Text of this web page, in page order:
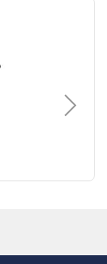
Yealink